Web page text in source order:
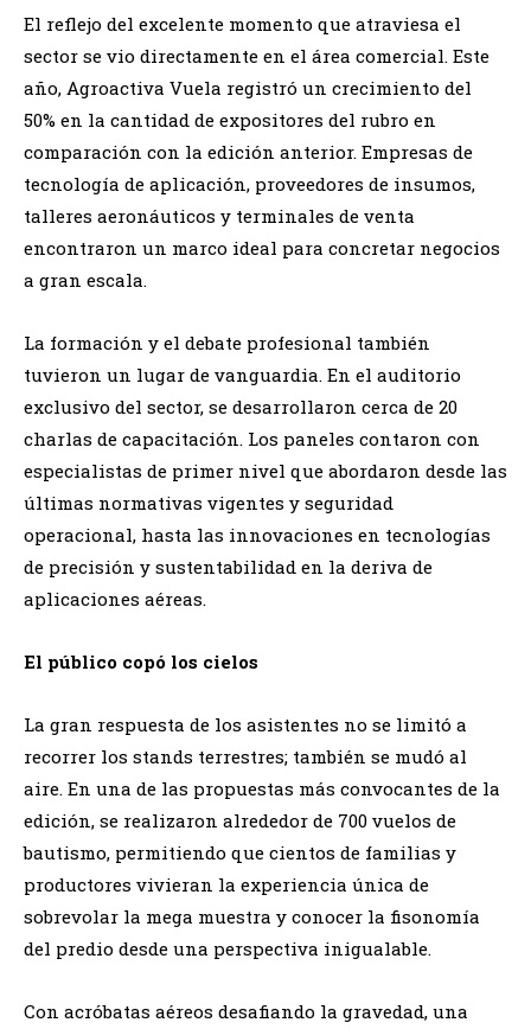
​El reflejo del excelente momento que atraviesa el
sector se vio directamente en el área comercial. Este
año, Agroactiva Vuela registró un crecimiento del
50% en la cantidad de expositores del rubro en
comparación con la edición anterior. Empresas de
tecnología de aplicación, proveedores de insumos,
talleres aeronáuticos y terminales de venta
encontraron un marco ideal para concretar negocios
a gran escala.
​La formación y el debate profesional también
tuvieron un lugar de vanguardia. En el auditorio
exclusivo del sector, se desarrollaron cerca de 20
charlas de capacitación. Los paneles contaron con
especialistas de primer nivel que abordaron desde las
últimas normativas vigentes y seguridad
operacional, hasta las innovaciones en tecnologías
de precisión y sustentabilidad en la deriva de
aplicaciones aéreas.
​El público copó los cielos
​La gran respuesta de los asistentes no se limitó a
recorrer los stands terrestres; también se mudó al
aire. En una de las propuestas más convocantes de la
edición, se realizaron alrededor de 700 vuelos de
bautismo, permitiendo que cientos de familias y
productores vivieran la experiencia única de
sobrevolar la mega muestra y conocer la fisonomía
del predio desde una perspectiva inigualable.
​Con acróbatas aéreos desafiando la gravedad, una